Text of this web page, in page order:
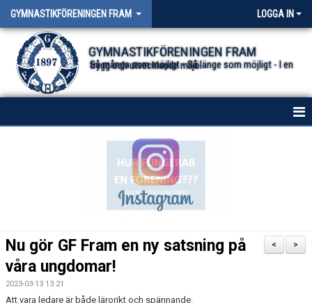
GYMNASTIKFÖRENINGEN FRAM LOGGA IN
GYMNASTIKFÖRENINGEN FRAM
Så många som möjligt - Så länge som möjligt - I en trygg och utvecklande miljö.
NYHETER FÖR ALLA TRUPPER
>
<
Nu gör GF Fram en ny satsning på
våra ungdomar!
2023-03-13 13:21
Att vara ledare är både lärorikt och spännande.